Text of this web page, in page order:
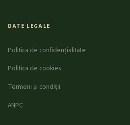
DATE LEGALE
Politica de confidențialitate
Politica de cookies
Termeni și condiții
ANPC